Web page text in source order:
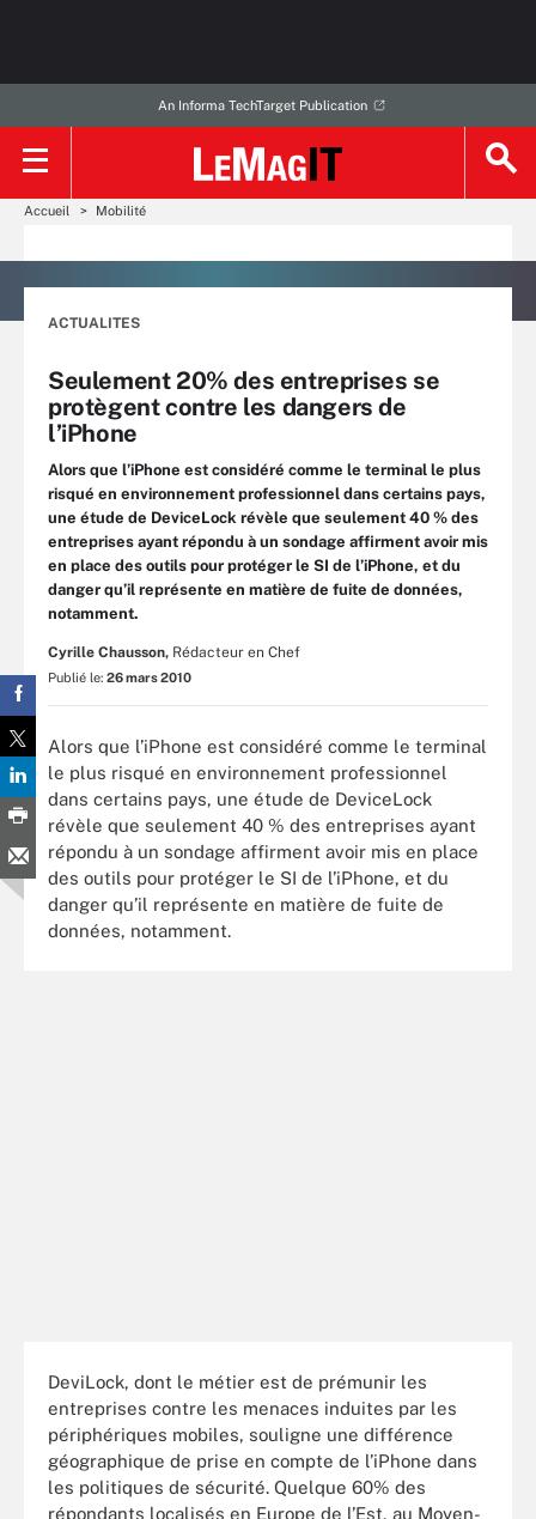
An Informa TechTarget Publication
Accueil Mobilité
ACTUALITES
Seulement 20% des entreprises se
protègent contre les dangers de
l’iPhone
Alors que l’iPhone est considéré comme le terminal le plus
risqué en environnement professionnel dans certains pays,
une étude de DeviceLock révèle que seulement 40 % des
entreprises ayant répondu à un sondage affirment avoir mis
en place des outils pour protéger le SI de l’iPhone, et du
danger qu’il représente en matière de fuite de données,
notamment.
Cyrille Chausson, Rédacteur en Chef
Publié le: 26 mars 2010
Alors que l’iPhone est considéré comme le terminal
le plus risqué en environnement professionnel
dans certains pays, une étude de DeviceLock
révèle que seulement 40 % des entreprises ayant
répondu à un sondage affirment avoir mis en place
des outils pour protéger le SI de l’iPhone, et du
danger qu’il représente en matière de fuite de
données, notamment.
DeviLock, dont le métier est de prémunir les
entreprises contre les menaces induites par les
périphériques mobiles, souligne une différence
géographique de prise en compte de l’iPhone dans
les politiques de sécurité. Quelque 60% des
répondants localisés en Europe de l’Est, au Moyen-